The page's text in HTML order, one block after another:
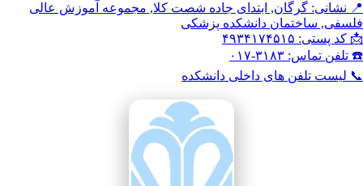
نشانی: گرگان, ابتدای جاده شصت کلا, مجموعه آموزش عالی
ساختمان دانشکده پزشکی
پستی: ۴۹۳۴۱۷۴۵۱۵
تماس: ۳۱۸۳-۰۱۷
لیست تلفن های داخلی دانشکده